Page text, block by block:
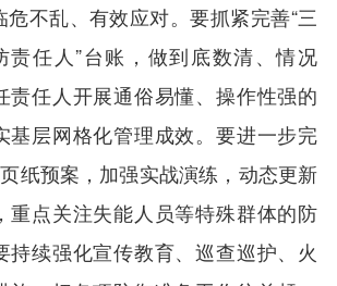
不乱、有效应对。要抓紧完善“三
责任人”台账，做到底数清、情况
责任人开展通俗易懂、操作性强的
基层网格化管理成效。要进一步完
纸预案，加强实战演练，动态更新
重点关注失能人员等特殊群体的防
持续强化宣传教育、巡查巡护、火